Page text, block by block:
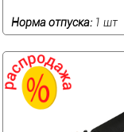
Норма отпуска: 1 шт